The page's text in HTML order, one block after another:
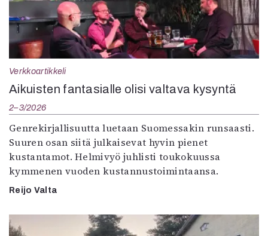
Verkkoartikkeli
Aikuisten fantasialle olisi valtava kysyntä
2–3/2026
Genrekirjallisuutta luetaan Suomessakin runsaasti.
Suuren osan siitä julkaisevat hyvin pienet
kustantamot. Helmivyö juhlisti toukokuussa
kymmenen vuoden kustannustoimintaansa.
Reijo Valta